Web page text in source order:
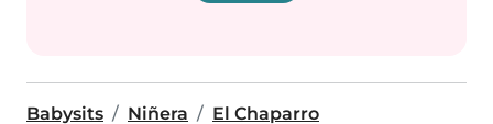
Babysits Niñera El Chaparro